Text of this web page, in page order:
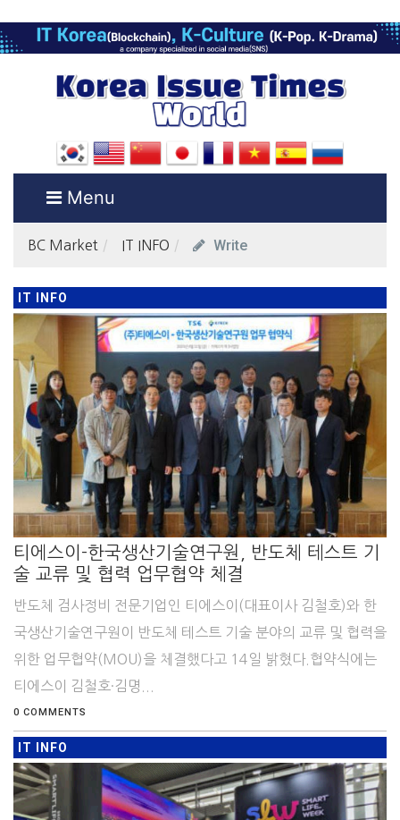
Menu
BC Market IT INFO Write
IT INFO
티에스이-한국생산기술연구원, 반도체 테스트 기
술 교류 및 협력 업무협약 체결
반도체 검사정비 전문기업인 티에스이(대표이사 김철호)와 한
국생산기술연구원이 반도체 테스트 기술 분야의 교류 및 협력을
위한 업무협약(MOU)을 체결했다고 14일 밝혔다.협약식에는
티에스이 김철호·김명...
0 COMMENTS
IT INFO